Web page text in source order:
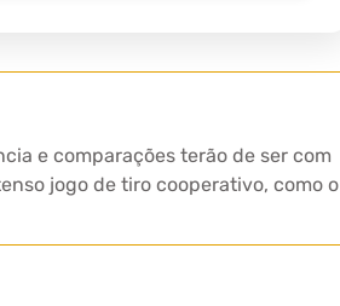
e comparações terão de ser com
jogo de tiro cooperativo, como o